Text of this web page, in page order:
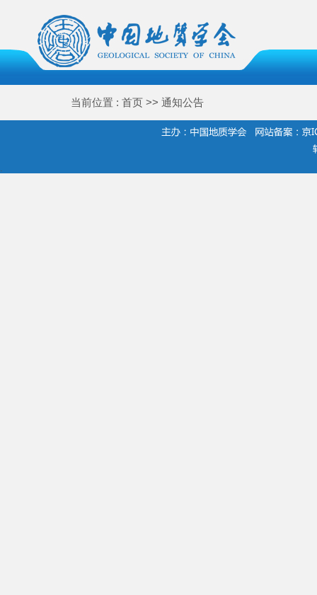
当前位置 : 首页 >> 通知公告
.